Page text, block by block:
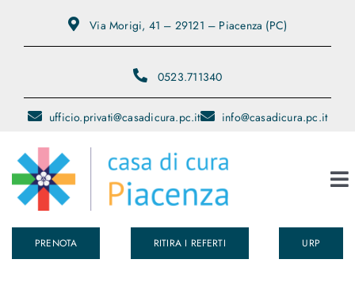
Via Morigi, 41 – 29121 – Piacenza (PC)
0523.711340
ufficio.privati@casadicura.pc.it info@casadicura.pc.it
Chi Siamo
PRENOTA RITIRA I REFERTI URP